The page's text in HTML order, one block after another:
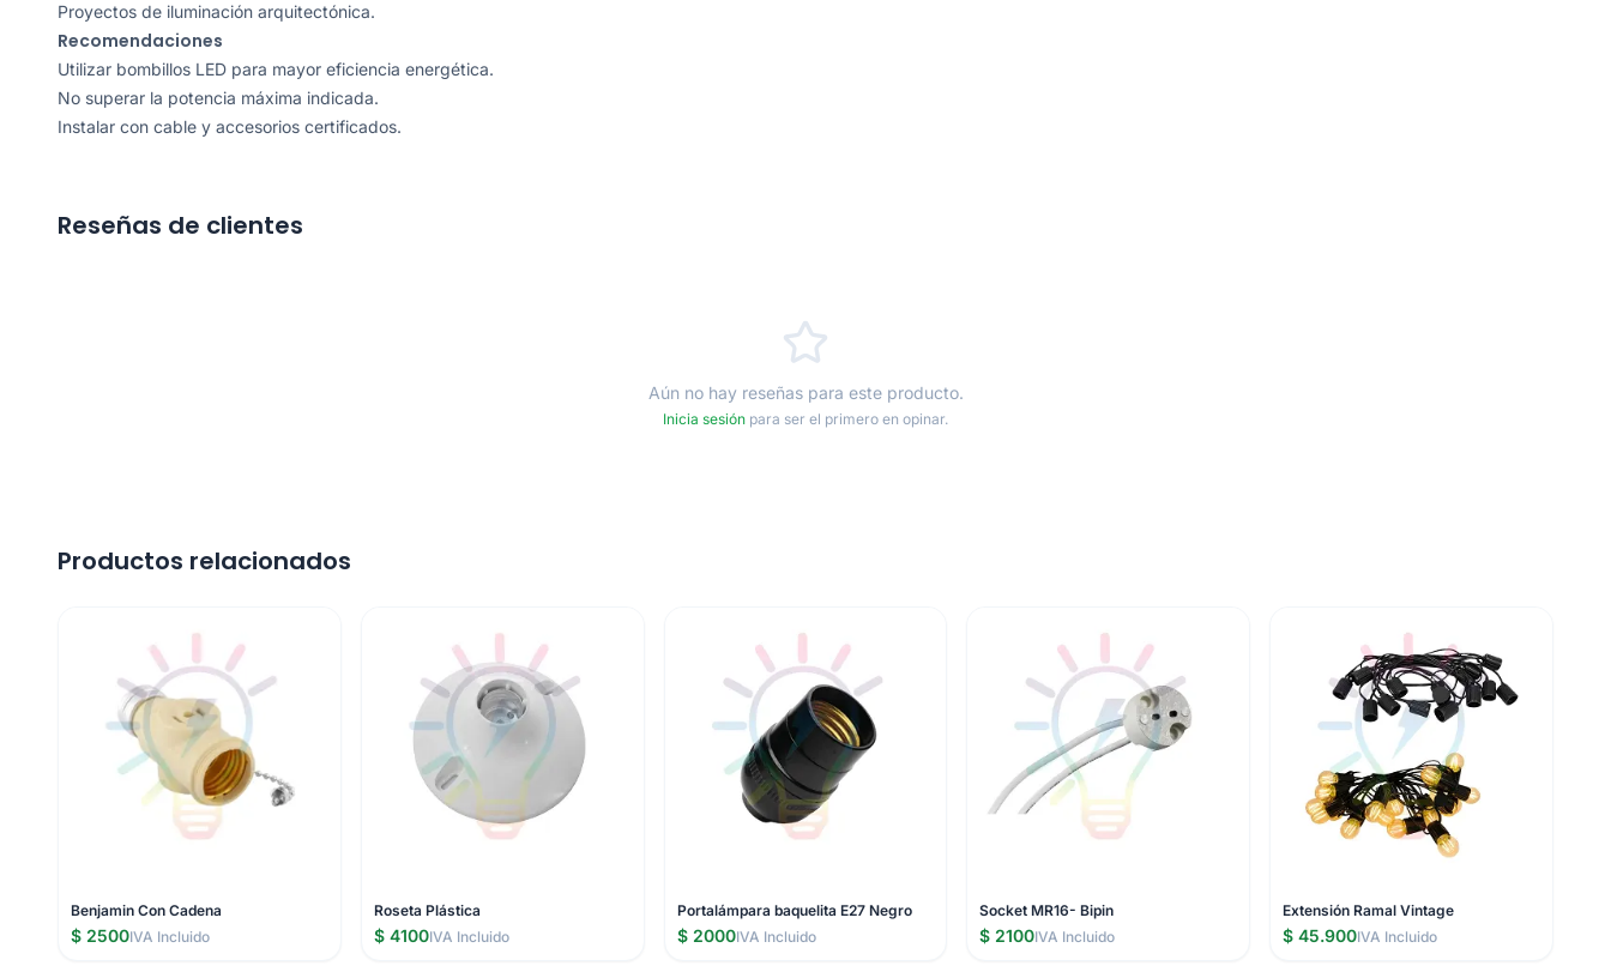
Proyectos de iluminación arquitectónica.
Recomendaciones
Utilizar bombillos LED para mayor eficiencia energética.
No superar la potencia máxima indicada.
Instalar con cable y accesorios certificados.
Reseñas de clientes
Aún no hay reseñas para este producto.
Inicia sesión para ser el primero en opinar.
Productos relacionados
Benjamin Con Cadena
$ 2500IVA Incluido
Roseta Plástica
$ 4100IVA Incluido
Portalámpara baquelita E27 Negro
$ 2000IVA Incluido
Socket MR16- Bipin
$ 2100IVA Incluido
Extensión Ramal Vintage
$ 45.900IVA Incluido